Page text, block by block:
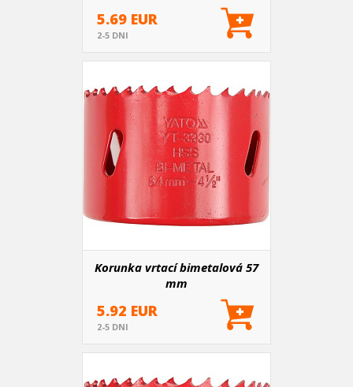
5.69 EUR
2-5 DNI
Korunka vrtací bimetalová 57
mm
5.92 EUR
2-5 DNI